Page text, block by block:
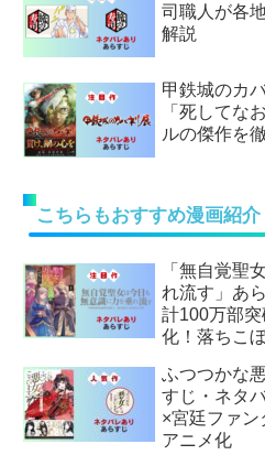
司職人が各
解説
甲鉄城のカ
「死してな
ルの傑作を
こちらもおすすめ漫画紹介
「無自覚聖
れ流す」あ
計100万部
化！落ちこ
ふつつかな
すじ・ネタ
×宮廷ファン
アニメ化